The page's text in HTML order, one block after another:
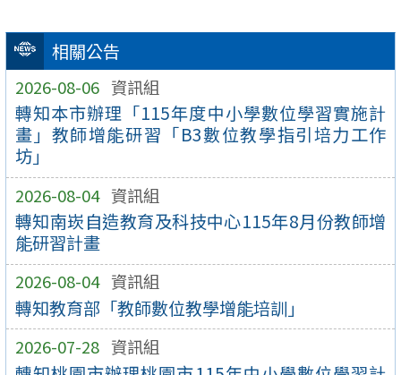
相關公告
2026-08-06 資訊組
轉知本市辦理「115年度中小學數位學習實施計
畫」教師增能研習「B3數位教學指引培力工作
坊」
2026-08-04 資訊組
轉知南崁自造教育及科技中心115年8月份教師增
能研習計畫
2026-08-04 資訊組
轉知教育部「教師數位教學增能培訓」
2026-07-28 資訊組